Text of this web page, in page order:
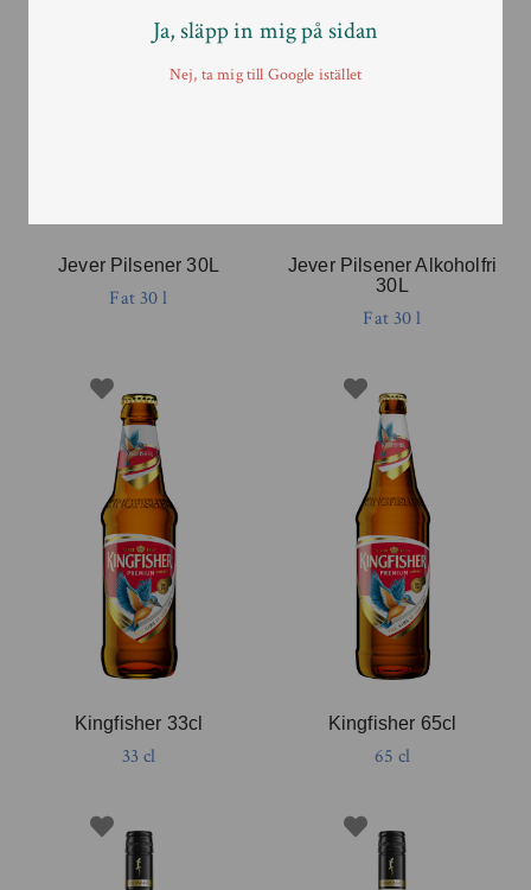
Jever Pilsener 30L
Fat 30 l
Jever Pilsener Alkoholfri
30L
Fat 30 l
Kingfisher 33cl
33 cl
Kingfisher 65cl
65 cl
Ja, släpp in mig på sidan
Nej, ta mig till Google istället